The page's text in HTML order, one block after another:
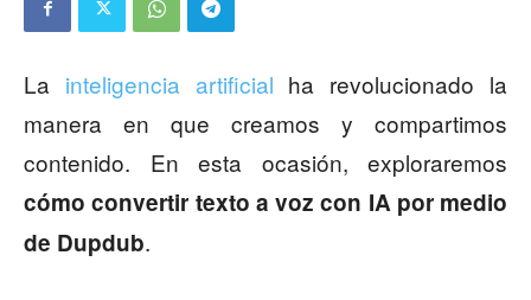
La inteligencia artificial ha revolucionado la
manera en que creamos y compartimos
contenido. En esta ocasión, exploraremos
cómo convertir texto a voz con IA por medio
de Dupdub.